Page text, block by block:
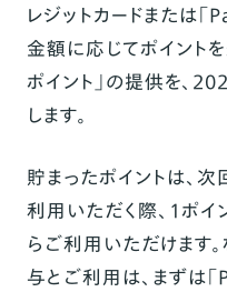
レジットカードまたは
金額に応じてポイント
ポイント」の提供を、
します。
貯まったポイントは、
利用いただく際、1ポイ
らご利用いただけます
与とご利用は、まずは